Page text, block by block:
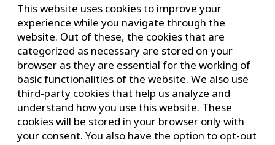
This website uses cookies to improve your
experience while you navigate through the
website. Out of these, the cookies that are
categorized as necessary are stored on your
browser as they are essential for the working of
basic functionalities of the website. We also use
third-party cookies that help us analyze and
understand how you use this website. These
cookies will be stored in your browser only with
your consent. You also have the option to opt-out